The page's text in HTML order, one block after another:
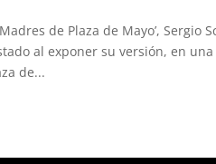
de Plaza de Mayo’,
al exponer su versión, en
de...